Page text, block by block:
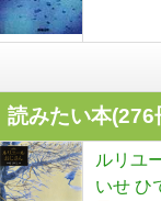
読みたい本(276
ルリユ
いせ ひ